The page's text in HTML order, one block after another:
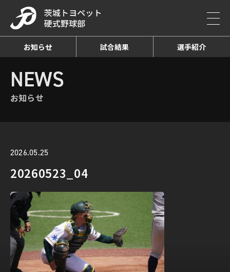
お知らせ 試合結果 選手紹介
HOME お知らせ詳細
NEWS
お知らせ
2026.05.25
20260523_04